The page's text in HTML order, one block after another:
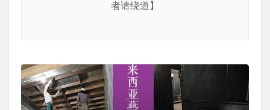
者请绕道】